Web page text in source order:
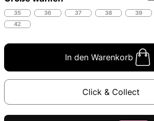
35 36 37 38 39
42
In den Warenkorb
Click & Collect